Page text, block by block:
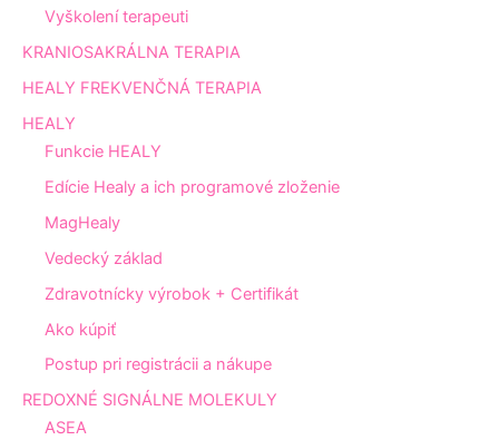
Vyškolení terapeuti
KRANIOSAKRÁLNA TERAPIA
HEALY FREKVENČNÁ TERAPIA
HEALY
Funkcie HEALY
Edície Healy a ich programové zloženie
MagHealy
Vedecký základ
Zdravotnícky výrobok + Certifikát
Ako kúpiť
Postup pri registrácii a nákupe
REDOXNÉ SIGNÁLNE MOLEKULY
ASEA